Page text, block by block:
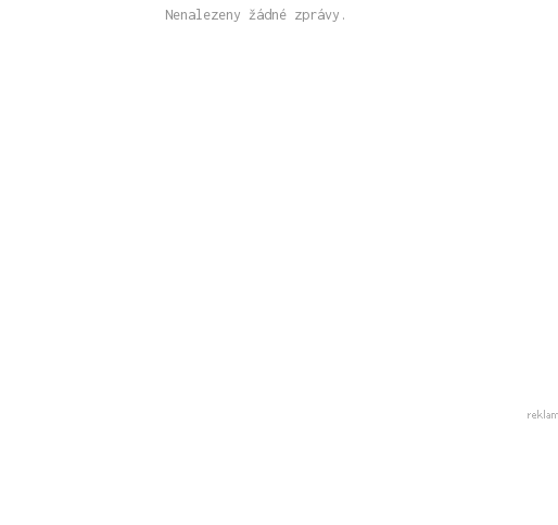
Nenalezeny žádné zprávy.